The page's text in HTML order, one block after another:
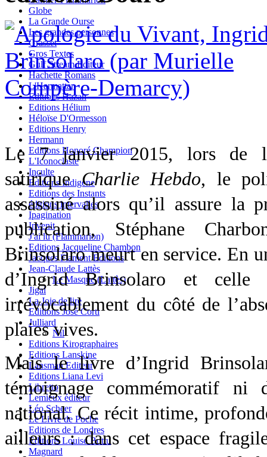
Globe
La Grande Ourse
Les grandes personnes
Grasset
Gros Textes
Gulf Stream Editeur
Hachette Romans
L'Harmattan
Editions Hazan
Editions Hélium
Héloïse D'Ormesson
Editions Henry
Hermann
Editions Honoré Champion
L'Iconoclaste
Inculte
Editions Indigène
Editions des Instants
éditions intervalles
Ipagination
Invenit
J'ai lu (Flammarion)
Editions Jacqueline Chambon
Jacques Flament Editions
Jean-Claude Lattès
Le Masque (Lattès)
Jigal
La Joie de lire
Editions José Corti
Julliard
Nil
Editions Kirographaires
Editions Lanskine
Lansman Editeur
Editions Liana Levi
Libretto
Lemieux éditeur
Léo Scheer
Le Livre de Poche
Editions de Londres
Editions Louise Bottu
Magnard
Le 7 janvier 2015, lors de
satiriqueCharlie Hebdo, le
assassiné alors qu’il assure la
publication, Stéphane
Brinsolaro meurt en service. En
d’Ingrid Brinsolaro et celle
irrévocablement du côté de
plaies vives.
Mais le livre d’Ingrid
témoignage commémoratif ni
national. Ce récit intime,
ailleurs : dans cet espace